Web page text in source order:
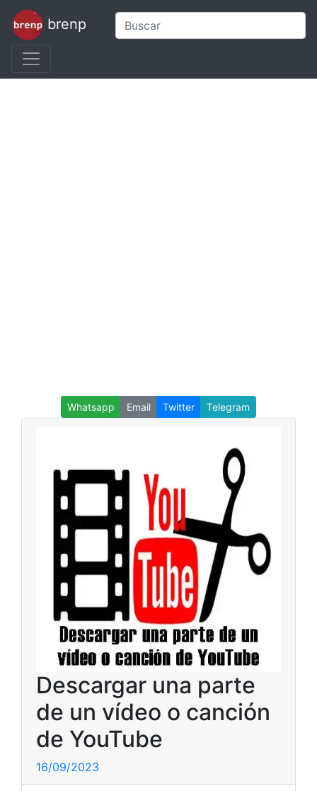
brenp
Whatsapp Email Twitter Telegram
Descargar una parte
de un vídeo o canción
de YouTube
16/09/2023